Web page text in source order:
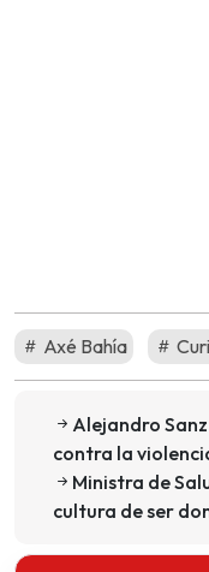
Axé Bahía
Alejandro
contra la
Ministra de
cultura de ser